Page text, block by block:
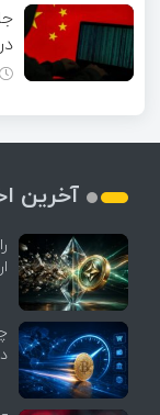
در ۱۳ کشور ازجمله آمریکا هدف گرفت
آخرین